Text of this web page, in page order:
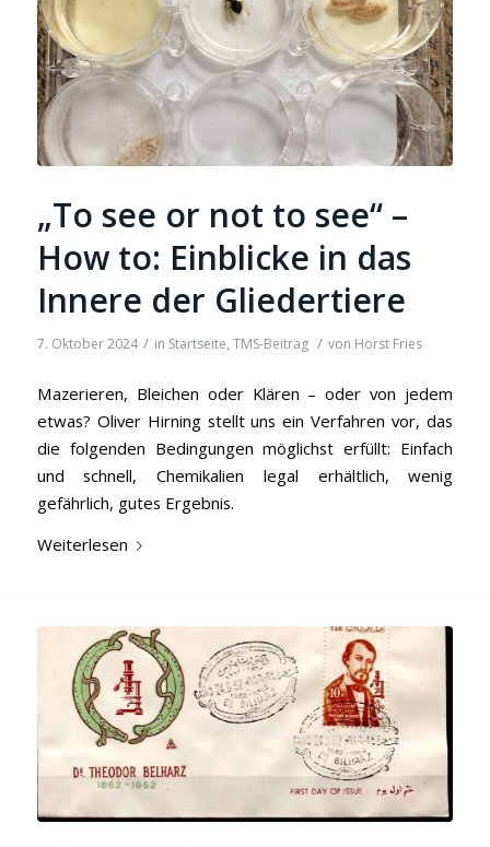
„To see or not to see“ –
How to: Einblicke in das
Innere der Gliedertiere
7. Oktober 2024 / in Startseite, TMS-Beitrag / von Horst Fries
Mazerieren, Bleichen oder Klären – oder von jedem
etwas? Oliver Hirning stellt uns ein Verfahren vor, das
die folgenden Bedingungen möglichst erfüllt: Einfach
und schnell, Chemikalien legal erhältlich, wenig
gefährlich, gutes Ergebnis.
Weiterlesen